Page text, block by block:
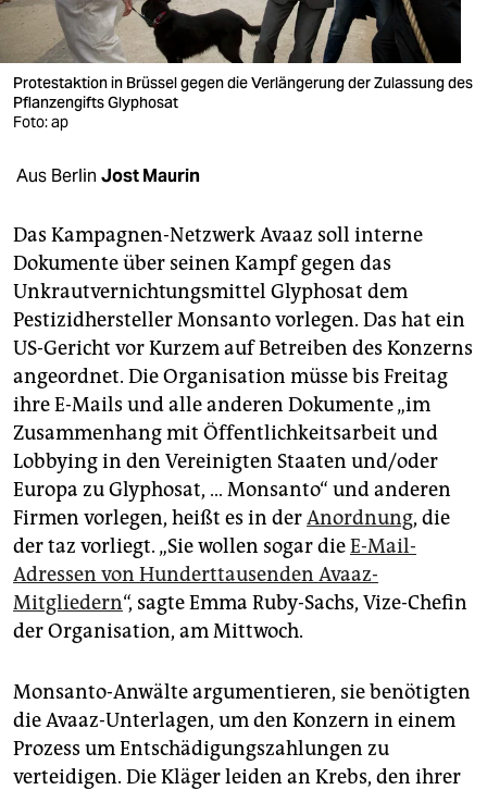
verlag
verlag
veranstaltungen
unterstützen
abo
genossenschaft
epaper login
Protestaktion in Brüssel gegen die Verlängerung der Zulassung des
Pflanzengifts Glyphosat
Foto: ap
Aus Berlin Jost Maurin
Das Kampagnen-Netzwerk Avaaz soll interne
Dokumente über seinen Kampf gegen das
Unkrautvernichtungsmittel Glyphosat dem
Pestizidhersteller Monsanto vorlegen. Das hat ein
US-Gericht vor Kurzem auf Betreiben des Konzerns
angeordnet. Die Organisation müsse bis Freitag
ihre E-Mails und alle anderen Dokumente „im
Zusammenhang mit Öffentlichkeitsarbeit und
Lobbying in den Vereinigten Staaten und/oder
Europa zu Glyphosat, … Monsanto“ und anderen
Firmen vorlegen, heißt es in derAnordnung, die
der taz vorliegt. „Sie wollen sogar dieE-Mail-
Adressen von Hunderttausenden Avaaz-
Mitgliedern“, sagte Emma Ruby-Sachs, Vize-Chefin
der Organisation, am Mittwoch.
Monsanto-Anwälte argumentieren, sie benötigten
die Avaaz-Unterlagen, um den Konzern in einem
Prozess um Entschädigungszahlungen zu
verteidigen. Die Kläger leiden an Krebs, den ihrer